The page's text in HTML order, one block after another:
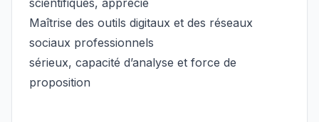
scientifiques, apprécié
Maîtrise des outils digitaux et des réseaux
sociaux professionnels
sérieux, capacité d’analyse et force de
proposition